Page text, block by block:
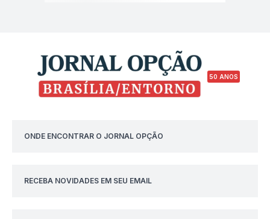
50 ANOS
ONDE ENCONTRAR O JORNAL OPÇÃO
RECEBA NOVIDADES EM SEU EMAIL